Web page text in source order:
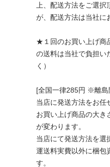
上、配送方法をご選
が、配送方法は当社に
★１回のお買い上げ商
の送料は当社で負担い
く）
[全国一律285円 ※離島
当店に発送方法をお任
お買い上げ商品の大き
が変わります。
当店にて発送方法を選
運送料実費以外に梱包
す。